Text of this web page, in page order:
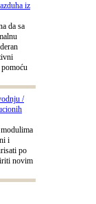
iz
da sa
/
i
po
novim